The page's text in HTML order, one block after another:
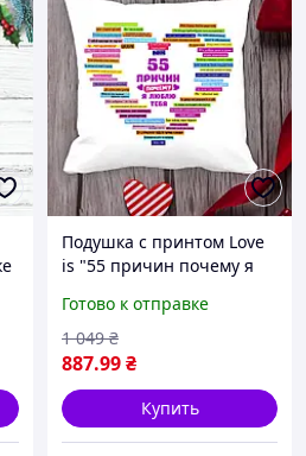
Подушка с принтом Love
is "55 причин почему я
Кавун П000001 D8-2026
Готово к отправке
887.99₴
1 049 ₴
Купить